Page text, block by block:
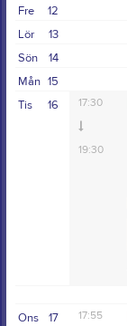
12
Fre
13
Lör
14
Sön
15
Mån
16
Tis 17:30
19:30
17
Ons 17:55